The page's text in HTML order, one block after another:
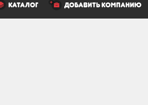
каталог добавить компанию